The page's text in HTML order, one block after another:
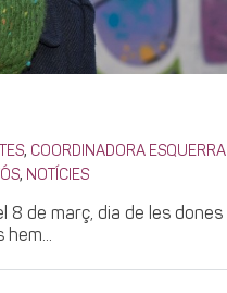
, COORDINADORA ESQUERRA
, NOTÍCIES
8 de març, dia de les dones
hem...